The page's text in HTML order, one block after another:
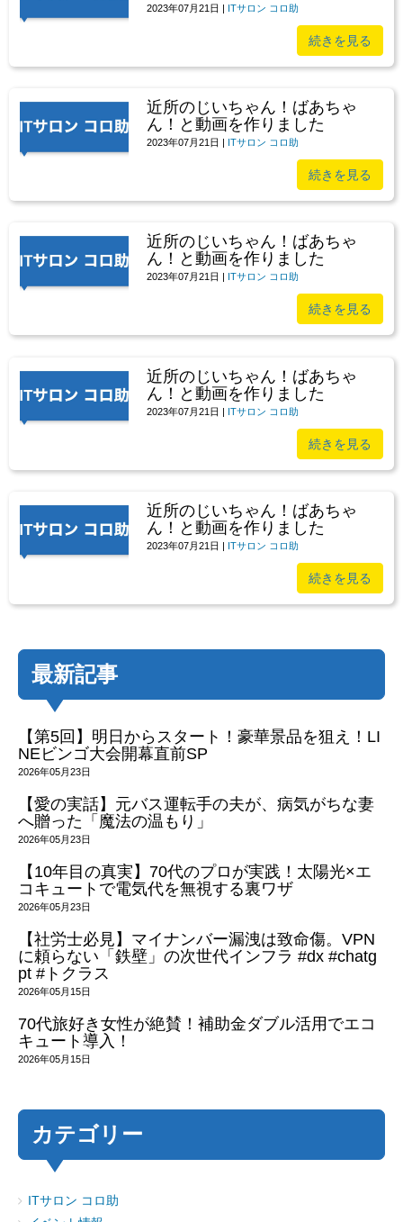
2023年07月21日 ITサロン コロ助
続きを見る
近所のじいちゃん！ばあちゃ
ん！と動画を作りました
2023年07月21日 ITサロン コロ助
続きを見る
近所のじいちゃん！ばあちゃ
ん！と動画を作りました
2023年07月21日 ITサロン コロ助
続きを見る
近所のじいちゃん！ばあちゃ
ん！と動画を作りました
2023年07月21日 | ITサロン コロ助
続きを見る
近所のじいちゃん！ばあちゃ
ん！と動画を作りました
2023年07月21日 | ITサロン コロ助
続きを見る
最新記事
【第5回】明日からスタート！豪華景品を狙え！LI
NEビンゴ大会開幕直前SP
2026年05月23日
【愛の実話】元バス運転手の夫が、病気がちな妻
へ贈った「魔法の温もり」
2026年05月23日
【10年目の真実】70代のプロが実践！太陽光×エ
コキュートで電気代を無視する裏ワザ
2026年05月23日
【社労士必見】マイナンバー漏洩は致命傷。VPN
に頼らない「鉄壁」の次世代インフラ #dx #chatg
pt #トクラス
2026年05月15日
70代旅好き女性が絶賛！補助金ダブル活用でエコ
キュート導入！
2026年05月15日
カテゴリー
ITサロン コロ助